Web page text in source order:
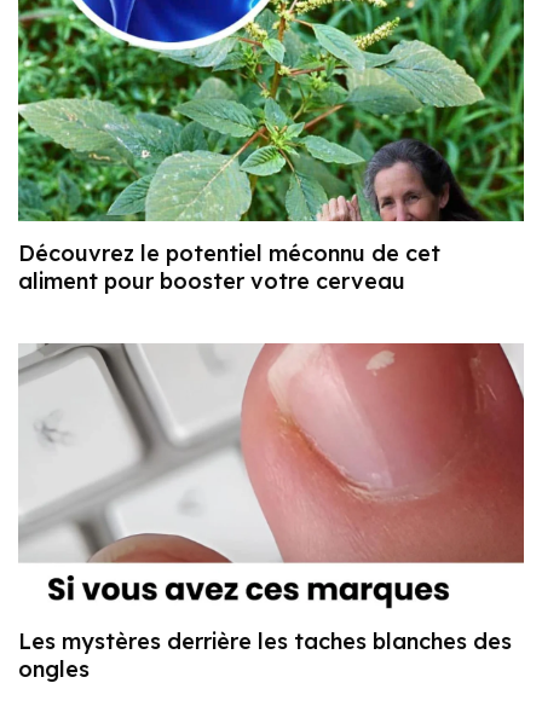
Découvrez le potentiel méconnu de cet
aliment pour booster votre cerveau
Les mystères derrière les taches blanches des
ongles